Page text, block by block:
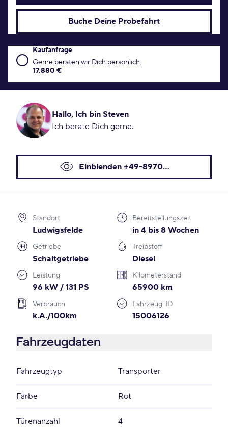
Buche Deine Probefahrt
Kaufanfrage Konditionen
Kaufanfrage
Gerne beraten wir Dich persönlich.
17.880 €
Hallo, Ich bin Steven
Ich berate Dich gerne.
Einblenden +49-8970...
Standort
Ludwigsfelde
Bereitstellungszeit
in 4 bis 8 Wochen
Getriebe
Schaltgetriebe
Treibstoff
Diesel
Leistung
96 kW / 131 PS
Kilometerstand
65900 km
Verbrauch
k.A./100km
Fahrzeug-ID
15006126
Fahrzeugdaten
Fahrzeugtyp Transporter
Farbe Rot
Türenanzahl 4